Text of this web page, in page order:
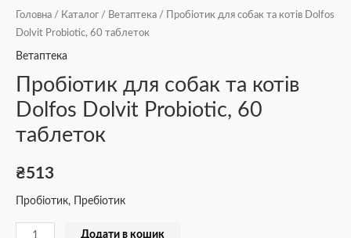
Головна / Каталог / Ветаптека / Пробіотик для собак та котів Dolfos
Dolvit Probiotic, 60 таблеток
Ветаптека
Пробіотик для собак та котів
Dolfos Dolvit Probiotic, 60
таблеток
₴513
Пробіотик, Пребіотик
Додати в кошик